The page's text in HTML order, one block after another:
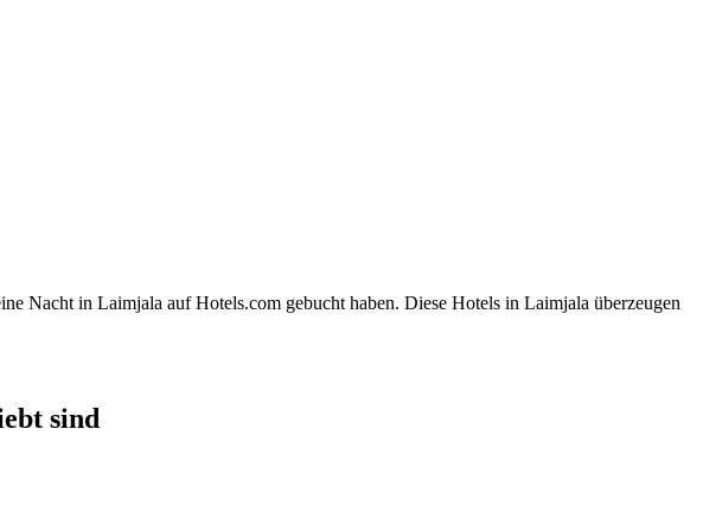
Nacht in Laimjala auf Hotels.com gebucht haben. Diese Hotels in Laimjala überzeugen
sind